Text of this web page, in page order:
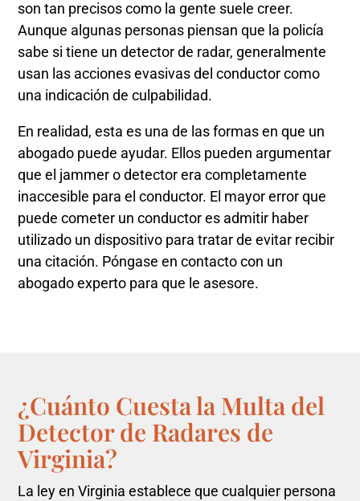
son tan precisos como la gente suele creer.
Aunque algunas personas piensan que la policía
sabe si tiene un detector de radar, generalmente
usan las acciones evasivas del conductor como
una indicación de culpabilidad.
En realidad, esta es una de las formas en que un
abogado puede ayudar. Ellos pueden argumentar
que el jammer o detector era completamente
inaccesible para el conductor. El mayor error que
puede cometer un conductor es admitir haber
utilizado un dispositivo para tratar de evitar recibir
una citación. Póngase en contacto con un
abogado experto para que le asesore.
¿Cuánto Cuesta la Multa del
Detector de Radares de
Virginia?
La ley en Virginia establece que cualquier persona